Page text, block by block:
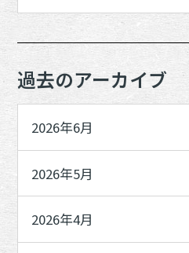
過去のアーカイブ
2026年6月
2026年5月
2026年4月